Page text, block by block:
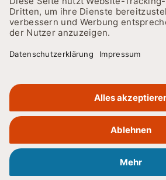
Barrierefreiheitserklärung
Impressum
Lieferkettensorgfaltspflichtengesetz